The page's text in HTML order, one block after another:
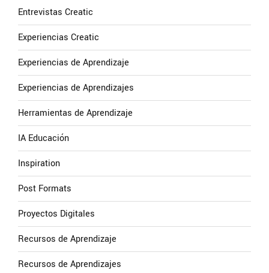
Entrevistas Creatic
Experiencias Creatic
Experiencias de Aprendizaje
Experiencias de Aprendizajes
Herramientas de Aprendizaje
IA Educación
Inspiration
Post Formats
Proyectos Digitales
Recursos de Aprendizaje
Recursos de Aprendizajes